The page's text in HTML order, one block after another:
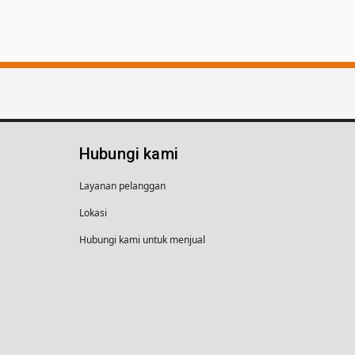
Hubungi kami
Layanan pelanggan
Lokasi
Hubungi kami untuk menjual